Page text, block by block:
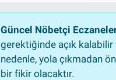
Güncel Nöbetçi
gerektiğinde açık
nedenle, yola çıkmadan
bir fikir olacaktır.